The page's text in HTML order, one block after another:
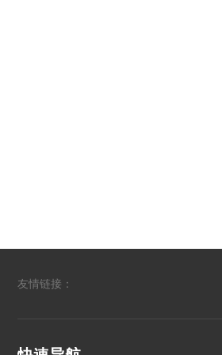
友情链接：